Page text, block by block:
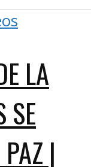
LA
SE
|